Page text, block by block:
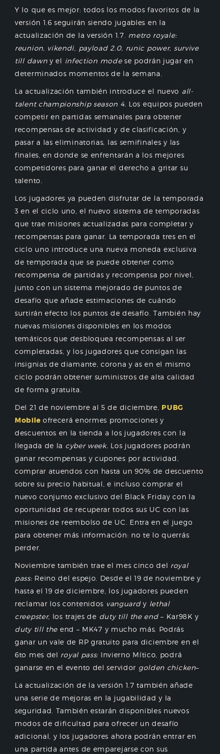
Y lo que es mejor: todos los modos favoritos de la
versión 1.6 seguirán siendo jugables en la
actualización de la versión 1.7. metro royale:
reunion, vikendi, payload 2.0, runic power, survive
till dawny el infection modese podrán jugar en
determinados momentos de la semana.
La actualización también introduce el nuevo all-
talent championship season 4. Los equipos pueden
competir en partidas semanales para obtener
recompensas de actividad y de clasificación, y
pasar a las eliminatorias, las semifinales y las
finales, en donde se enfrentarán a los mejores
competidores para ganar el derecho a gritar su
talento.
Los jugadores ya pueden disfrutar de la temporada
3 en el ciclo uno, el nuevo sistema de temporadas
que trae misiones actualizadas para completar y
recompensas para ganar. La temporada tres en el
ciclo uno introduce una nueva moneda exclusiva
de temporada que se puede obtener como
recompensa de partidas y recompensa por nivel,
junto con un sistema mejorado de puntos de
desafío que añade estimaciones de cuándo
surtirán efecto los puntos de desafío. También hay
nuevas misiones disponibles en los modos
temáticos que desbloquea recompensas al ser
completadas, y los jugadores que consigan las
insignias de diamante, corona y as en el mismo
ciclo podrán obtener suministros de alta calidad
de forma gratuita.
Del 21 de noviembre al 5 de diciembre, PUBG
Mobile ofrecerá enormes promociones y
descuentos en la tienda a los jugadores con la
llegada de la cyber week. Los jugadores podrán
ganar recompensas y cupones por actividad,
comprar atuendos con hasta un 90% de descuento
sobre su precio habitual, e incluso comprar el
nuevo conjunto exclusivo del Black Friday con la
oportunidad de recuperar todos sus UC con las
misiones de reembolso de UC. Entra en el juego
para obtener más información: no te lo querrás
perder.
Noviembre también trae el mes cinco del royal
pass:Reino del espejo. Desde el 19 de noviembre y
hasta el 19 de diciembre, los jugadores pueden
reclamar los contenidos vanguardy lethal
creepster, los trajes de duty till the end– Kar98K y
duty till the end – MK47 y mucho más. Podrás
ganar un vale de RP gratuito para diciembre en el
6to mes del royal pass: Invierno Mítico, podrá
ganarse en el evento del servidor golden chicken–
La actualización de la versión 1.7 también añade
una serie de mejoras en la jugabilidad y la
seguridad. También estarán disponibles nuevos
modos de dificultad para ofrecer un desafío
adicional, y los jugadores ahora podrán entrar en
una partida antes de emparejarse con sus